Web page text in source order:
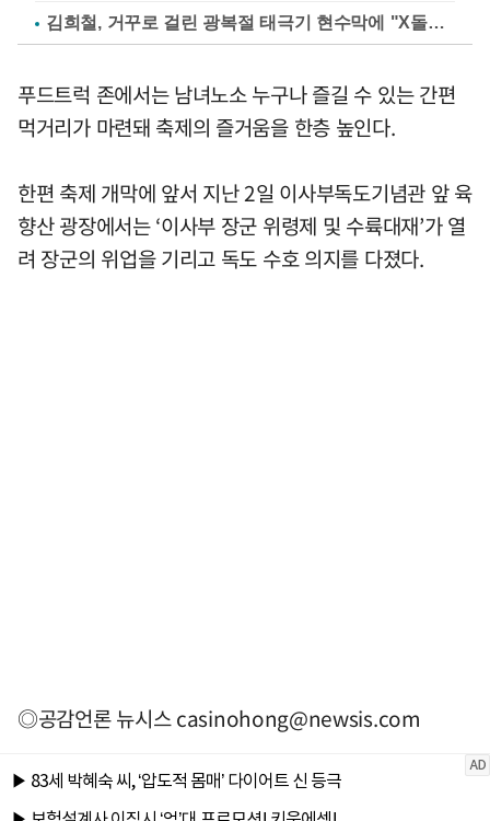
김희철, 거꾸로 걸린 광복절 태극기 현수막에 "X돌았네"
푸드트럭 존에서는 남녀노소 누구나 즐길 수 있는 간편
먹거리가 마련돼 축제의 즐거움을 한층 높인다.
한편 축제 개막에 앞서 지난 2일 이사부독도기념관 앞 육
향산 광장에서는 ‘이사부 장군 위령제 및 수륙대재’가 열
려 장군의 위업을 기리고 독도 수호 의지를 다졌다.
◎공감언론 뉴시스casinohong@newsis.com